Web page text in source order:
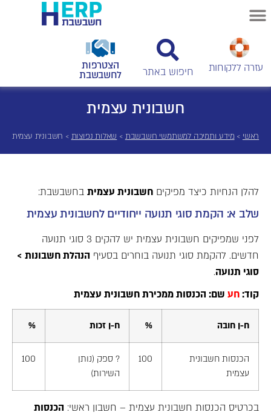
עזרה ללקוחות הצטרפות
לחשבשבת
חשבונית עצמית
ראשי >מידע ותמיכה למשתמשי חשבשבת > שאלות נפוצות > חשבונית עצמית
להלן הנחיות כיצד מפיקים חשבונית עצמית בחשבשבת:
שלב א: הקמת סוגי תנועה ייחודיים לחשבונית עצמית
לפני שמפיקים חשבונית עצמית יש להקים 3 סוגי תנועה
חדשים. להקמת סוגי תנועה בוחרים בסעיף הנהלת חשבונות >
סוגי תנועה.
קוד:חע שם: הכנסות ממכירת חשבונית עצמית
ח-ן חובה % ח-ן זכות %
הכנסות חשבונית
עצמית
100
? ספק (נותן
השירות)
100
בכרטיס הכנסות חשבונית עצמית – חשבון ראשי: הכנסות